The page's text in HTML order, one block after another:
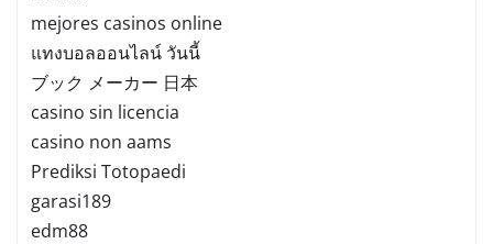
mejores casinos online
แทงบอลออนไลน์ วันนี้
ブック メーカー 日本
casino sin licencia
casino non aams
Prediksi Totopaedi
garasi189
edm88